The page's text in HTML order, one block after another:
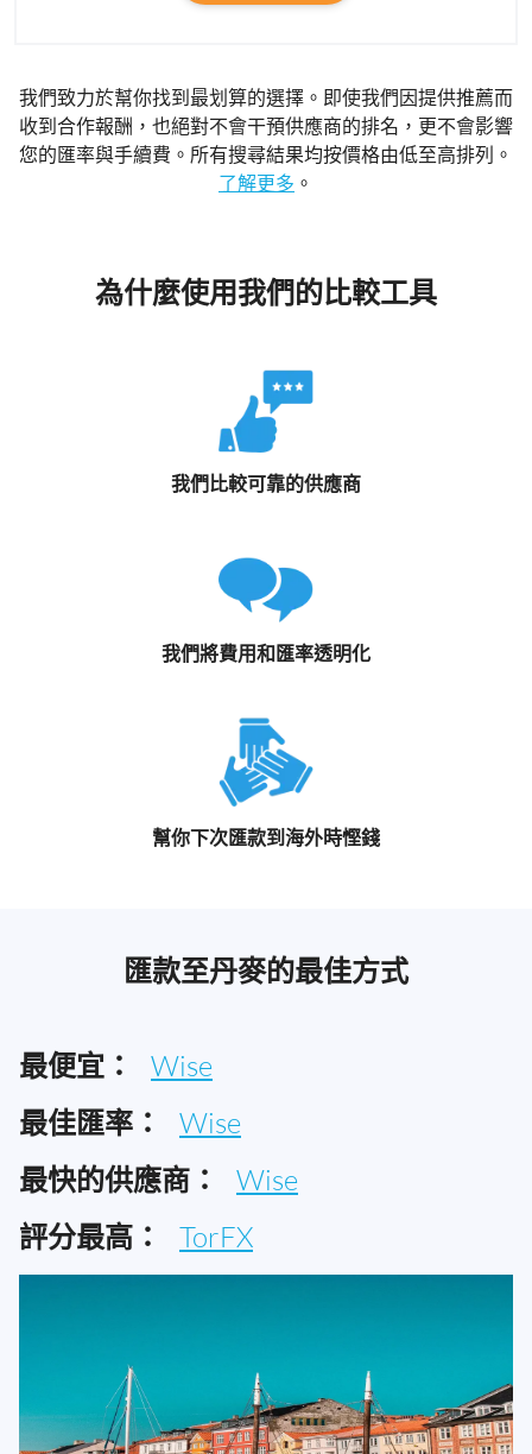
我們致力於幫你找到最划算的選擇。即使我們因提供推薦而
收到合作報酬，也絕對不會干預供應商的排名，更不會影響
您的匯率與手續費。所有搜尋結果均按價格由低至高排列。
了解更多 。
為什麼使用我們的比較工具
我們比較可靠的供應商
我們將費用和匯率透明化
幫你下次匯款到海外時慳錢
匯款至丹麥的最佳方式
最便宜： Wise
最佳匯率： Wise
最快的供應商： Wise
評分最高： TorFX